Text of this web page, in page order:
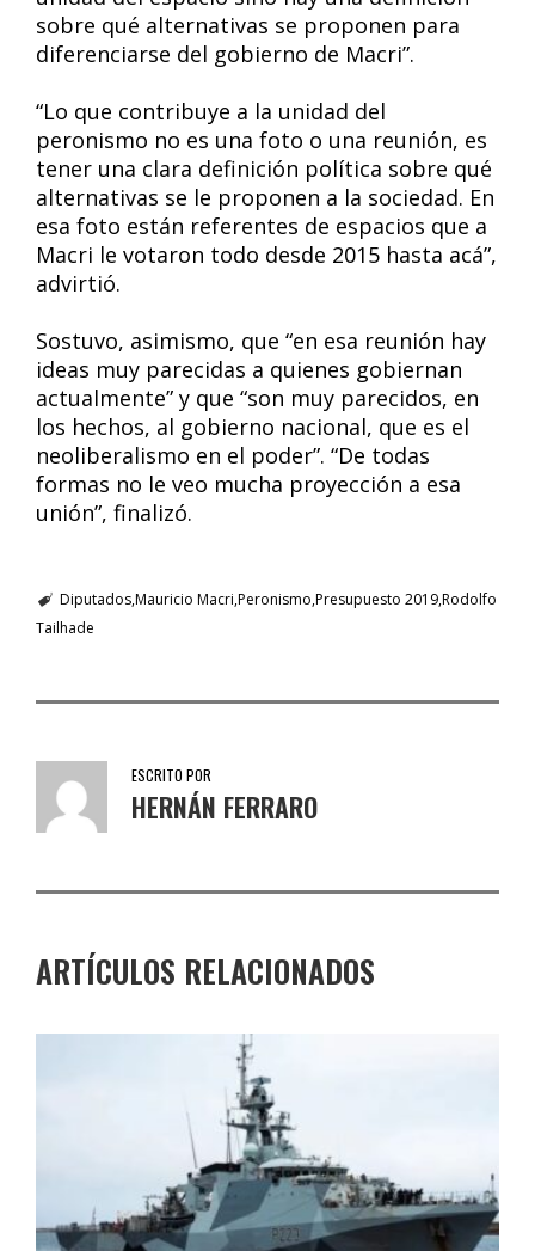
sobre qué alternativas se proponen para
diferenciarse del gobierno de Macri”.
“Lo que contribuye a la unidad del
peronismo no es una foto o una reunión, es
tener una clara definición política sobre qué
alternativas se le proponen a la sociedad. En
esa foto están referentes de espacios que a
Macri le votaron todo desde 2015 hasta acá”,
advirtió.
Sostuvo, asimismo, que “en esa reunión hay
ideas muy parecidas a quienes gobiernan
actualmente” y que “son muy parecidos, en
los hechos, al gobierno nacional, que es el
neoliberalismo en el poder”. “De todas
formas no le veo mucha proyección a esa
unión”, finalizó.
DiputadosMauricio Macri Peronismo Presupuesto 2019Rodolfo
Tailhade
ESCRITO POR
HERNÁN FERRARO
ARTÍCULOS RELACIONADOS